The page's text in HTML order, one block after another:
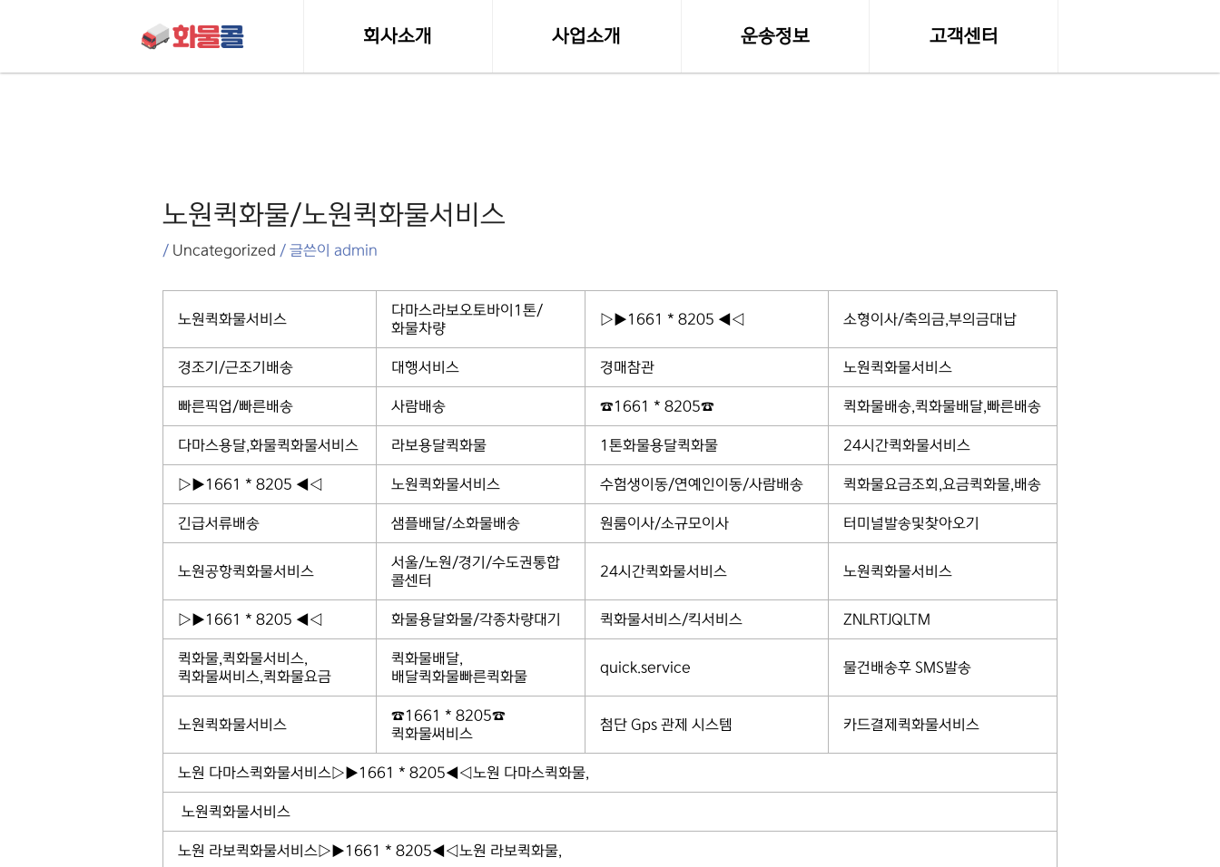
회사소개 사업소개 운송정보 고객센터
노원퀵화물/노원퀵화물서비스
/ Uncategorized / 글쓴이 admin
노원퀵화물서비스
다마스라보오토바이1톤/
화물차량
▷▶1661 * 8205 ◀◁ 소형이사/축의금,부의금대납
경조기/근조기배송 대행서비스 경매참관 노원퀵화물서비스
빠른픽업/빠른배송 사람배송 ☎1661 * 8205☎ 퀵화물배송,퀵화물배달,빠른배송
다마스용달,화물퀵화물서비스 라보용달퀵화물 1톤화물용달퀵화물 24시간퀵화물서비스
▷▶1661 * 8205 ◀◁ 노원퀵화물서비스 수험생이동/연예인이동/사람배송 퀵화물요금조회,요금퀵화물,배송
긴급서류배송 샘플배달/소화물배송 원룸이사/소규모이사 터미널발송및찾아오기
노원공항퀵화물서비스
서울/노원/경기/수도권통합
콜센터
24시간퀵화물서비스 노원퀵화물서비스
▷▶1661 * 8205 ◀◁ 화물용달화물/각종차량대기 퀵화물서비스/킥서비스 ZNLRTJQLTM
퀵화물,퀵화물서비스,
퀵화물써비스,퀵화물요금
퀵화물배달,
배달퀵화물빠른퀵화물
quick.service 물건배송후 SMS발송
노원퀵화물서비스
☎1661 * 8205☎
퀵화물써비스
첨단 Gps 관제 시스템 카드결제퀵화물서비스
노원 다마스퀵화물서비스▷▶1661 * 8205◀◁노원 다마스퀵화물,
노원퀵화물서비스
노원 라보퀵화물서비스▷▶1661 * 8205◀◁노원 라보퀵화물,